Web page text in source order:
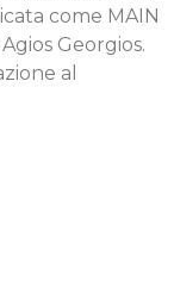
come MAIN
Georgios.
al